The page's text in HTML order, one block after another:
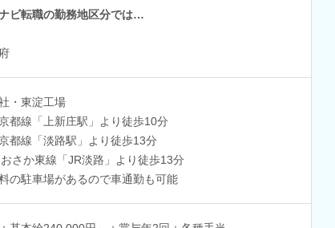
ビ転職の勤務地区分では…
・東淀工場
都線「上新庄駅」より徒歩10分
都線「淡路駅」より徒歩13分
さか東線「JR淡路」より徒歩13分
の駐車場があるので車通勤も可能